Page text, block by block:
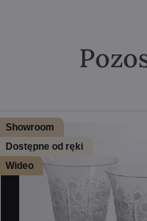
Showroom
Dostępne od ręki
Wideo